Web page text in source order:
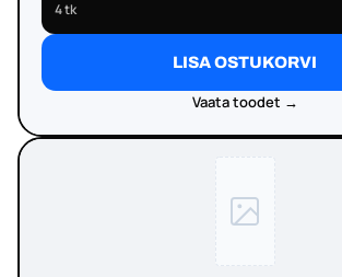
4 tk
LISA OSTUKORVI
Vaata toodet →